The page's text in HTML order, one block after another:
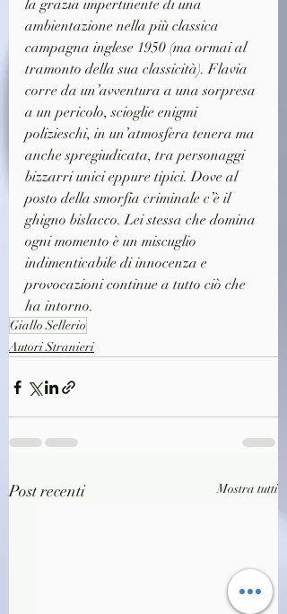
la grazia impertinente di una
ambientazione nella più classica
campagna inglese 1950 (ma ormai al
tramonto della sua classicità). Flavia
corre da un’avventura a una sorpresa
a un pericolo, scioglie enigmi
polizieschi, in un’atmosfera tenera ma
anche spregiudicata, tra personaggi
bizzarri unici eppure tipici. Dove al
posto della smorfia criminale c’è il
ghigno bislacco. Lei stessa che domina
ogni momento è un miscuglio
indimenticabile di innocenza e
provocazioni continue a tutto ciò che
ha intorno.
Giallo Sellerio
Autori Stranieri
Post recenti Mostra tutti